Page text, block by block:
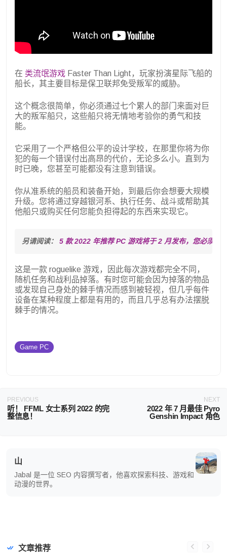
在 类流氓游戏 Faster Than Light，玩家扮演星际飞船的
船长，其主要目标是保卫联邦免受叛军的威胁。
这个概念很简单，你必须通过七个累人的部门来面对巨
大的叛军船只，这些船只将无情地考验你的勇气和技
能。
它采用了一个严格但公平的设计学校，在那里你将为你
犯的每一个错误付出高昂的代价，无论多么小。直到为
时已晚，您甚至可能都没有注意到错误。
你从准系统的船员和装备开始，到最后你会想要大规模
升级。您将通过穿越银河系、执行任务、战斗或帮助其
他船只或购买任何您能负担得起的东西来实现它。
另请阅读： 5 款 2022 年推荐 PC 游戏将于 2 月发布，您必须等
这是一款 roguelike 游戏，因此每次游戏都完全不同，
随机任务和战利品掉落。有时您可能会因为掉落的物品
或发现自己身处的棘手情况而感到被轻视，但几乎每件
设备在某种程度上都是有用的，而且几乎总有办法摆脱
棘手的情况。
Game PC
PREVIOUS
听！ FFML 女士系列 2022 的完
整信息！
NEXT
2022 年 7 月最佳 Pyro
Genshin Impact 角色
山
Jabal 是一位 SEO 内容撰写者，他喜欢探索科技、游戏和
动漫的世界。
文章推荐